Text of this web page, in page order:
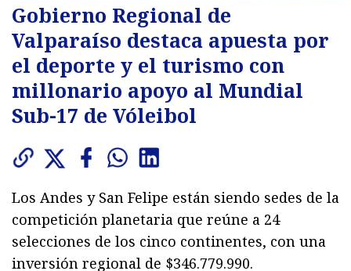
Gobierno Regional de
Valparaíso destaca apuesta por
el deporte y el turismo con
millonario apoyo al Mundial
Sub-17 de Vóleibol
Los Andes y San Felipe están siendo sedes de la
competición planetaria que reúne a 24
selecciones de los cinco continentes, con una
inversión regional de $346.779.990.